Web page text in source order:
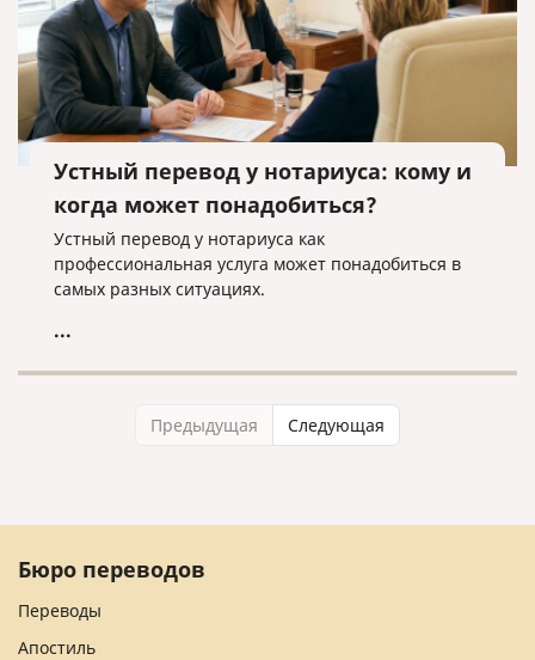
Устный перевод у нотариуса: кому и
когда может понадобиться?
Устный перевод у нотариуса как
профессиональная услуга может понадобиться в
самых разных ситуациях.
...
Предыдущая Следующая
Бюро переводов
Переводы
Апостиль